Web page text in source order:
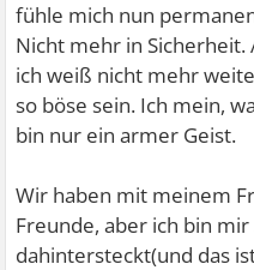
fühle mich nun
Nicht mehr in
ich weiß nicht mehr
so böse sein. Ich mein,
bin nur ein armer Geist.
Wir haben mit meinem
Freunde, aber ich bin
dahintersteckt(und das